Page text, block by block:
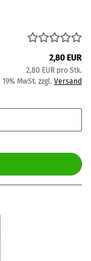
2,80 EUR
2,80 EUR pro Stk.
MwSt. zzgl. Versand